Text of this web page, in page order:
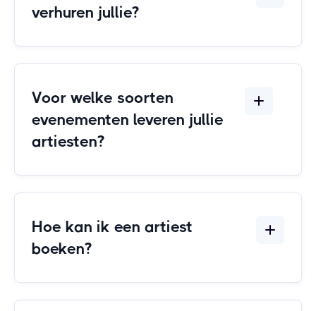
verhuren jullie?
Voor welke soorten
evenementen leveren jullie
artiesten?
Hoe kan ik een artiest
boeken?